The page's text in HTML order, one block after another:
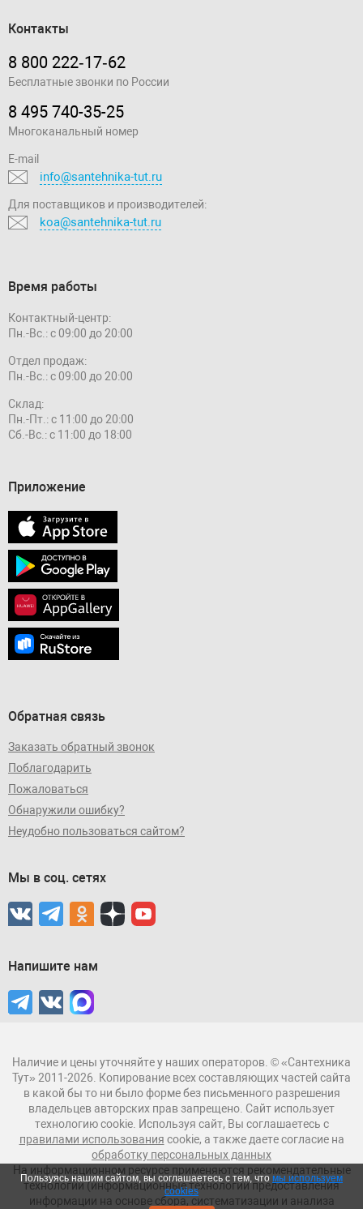
Контакты
8 800 222‑17‑62
Бесплатные звонки по России
8 495 740-35-25
Многоканальный номер
E-mail
info@santehnika-tut.ru
Для поставщиков и производителей:
koa@santehnika-tut.ru
Время работы
Контактный-центр:
Пн.-Вс.: с 09:00 до 20:00
Отдел продаж:
Пн.-Вс.: с 09:00 до 20:00
Склад:
Пн.-Пт.: с 11:00 до 20:00
Сб.-Вс.: с 11:00 до 18:00
Приложение
Обратная связь
Заказать обратный звонок
Поблагодарить
Пожаловаться
Обнаружили ошибку?
Неудобно пользоваться сайтом?
Мы в соц. сетях
Напишите нам
Наличие и цены уточняйте у наших операторов. © «Сантехника
Тут» 2011-2026. Копирование всех составляющих частей сайта
в какой бы то ни было форме без письменного разрешения
владельцев авторских прав запрещено. Сайт использует
технологию cookie. Используя сайт, Вы соглашаетесь с
правилами использования cookie, а также даете согласие на
обработку персональных данных
На информационном ресурсе применяются рекомендательные
технологии (информационные технологии предоставления
информации на основе сбора, систематизации и анализа
Пользуясь нашим сайтом, вы соглашаетесь с тем, что мы используем
cookies